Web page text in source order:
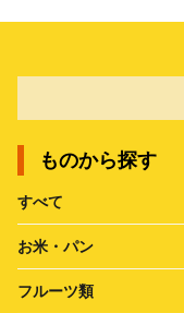
ものから探す
すべて
お米・パン
フルーツ類